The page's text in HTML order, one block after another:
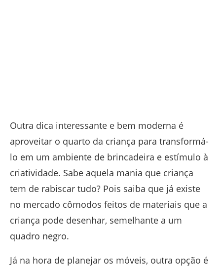
Outra dica interessante e bem moderna é
aproveitar o quarto da criança para transformá-
lo em um ambiente de brincadeira e estímulo à
criatividade. Sabe aquela mania que criança
tem de rabiscar tudo? Pois saiba que já existe
no mercado cômodos feitos de materiais que a
criança pode desenhar, semelhante a um
quadro negro.
Já na hora de planejar os móveis, outra opção é